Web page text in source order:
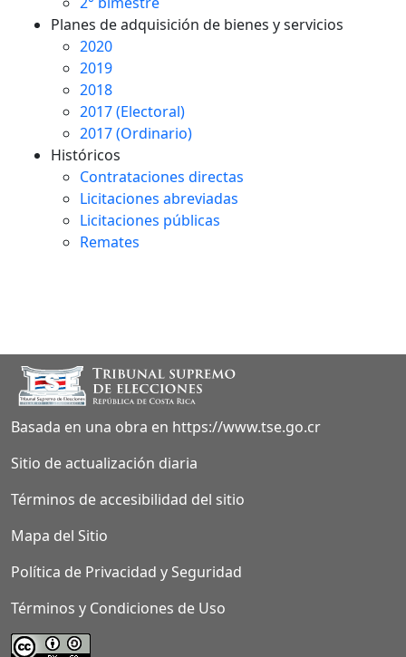
Planes de adquisición de bienes y servicios
2020
2019
2018
2017 (Electoral)
2017 (Ordinario)
Históricos
Contrataciones directas
Licitaciones abreviadas
Licitaciones públicas
Remates
Sección footer
Basada en una obra en https://www.tse.go.cr
Sitio de actualización diaria
Términos de accesibilidad del sitio
Mapa del Sitio
Política de Privacidad y Seguridad
Términos y Condiciones de Uso
Página